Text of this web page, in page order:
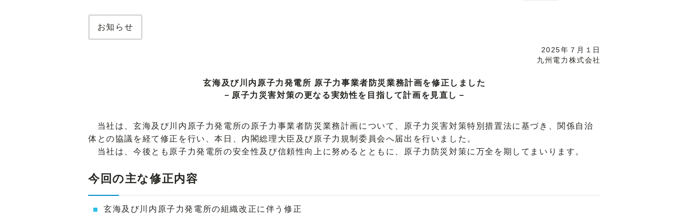
お知らせ
2025年７月１日
九州電力株式会社
玄海及び川内原子力発電所 原子力事業者防災業務計画を修正しました
－原子力災害対策の更なる実効性を目指して計画を見直し－
当社は、玄海及び川内原子力発電所の原子力事業者防災業務計画について、原子力災害対策特別措置法に基づき、関係自治
体との協議を経て修正を行い、本日、内閣総理大臣及び原子力規制委員会へ届出を行いました。
当社は、今後とも原子力発電所の安全性及び信頼性向上に努めるとともに、原子力防災対策に万全を期してまいります。
今回の主な修正内容
玄海及び川内原子力発電所の組織改正に伴う修正